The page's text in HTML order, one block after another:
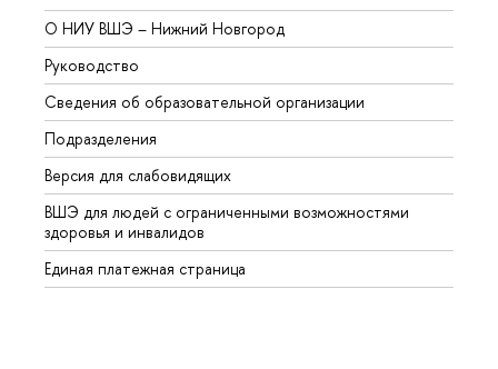
О НИУ ВШЭ – Нижний Новгород
Руководство
Сведения об образовательной организации
Подразделения
Версия для слабовидящих
ВШЭ для людей с ограниченными возможностями
здоровья и инвалидов
Единая платежная страница